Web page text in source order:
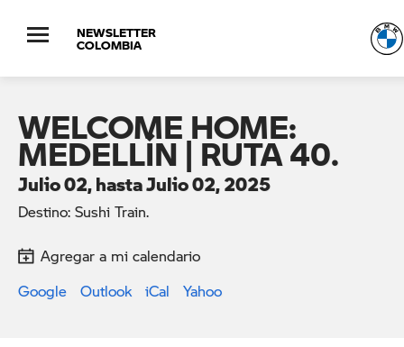
NEWSLETTER
COLOMBIA
WELCOME HOME:
MEDELLÍN | RUTA 40.
Julio 02, hasta Julio 02, 2025
Destino: Sushi Train.
Agregar a mi calendario
Google
Outlook iCal Yahoo